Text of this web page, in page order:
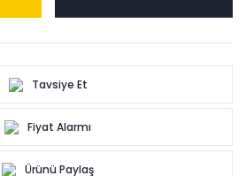
Tavsiye Et
Fiyat Alarmı
Ürünü Paylaş